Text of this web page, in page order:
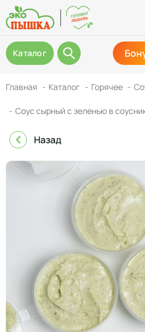
Каталог
Главная Каталог Горячее
Соус сырный с зеленью в
Назад